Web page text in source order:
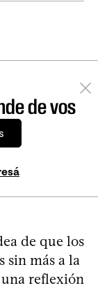
de vos
de que los
sin más a la
reflexión